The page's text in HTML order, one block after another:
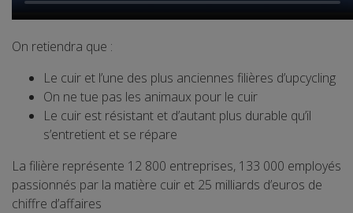
On retiendra que :
Le cuir et l’une des plus anciennes filières d’upcycling
On ne tue pas les animaux pour le cuir
Le cuir est résistant et d’autant plus durable qu’il
s’entretient et se répare
La filière représente 12 800 entreprises, 133 000 employés
passionnés par la matière cuir et 25 milliards d’euros de
chiffre d’affaires